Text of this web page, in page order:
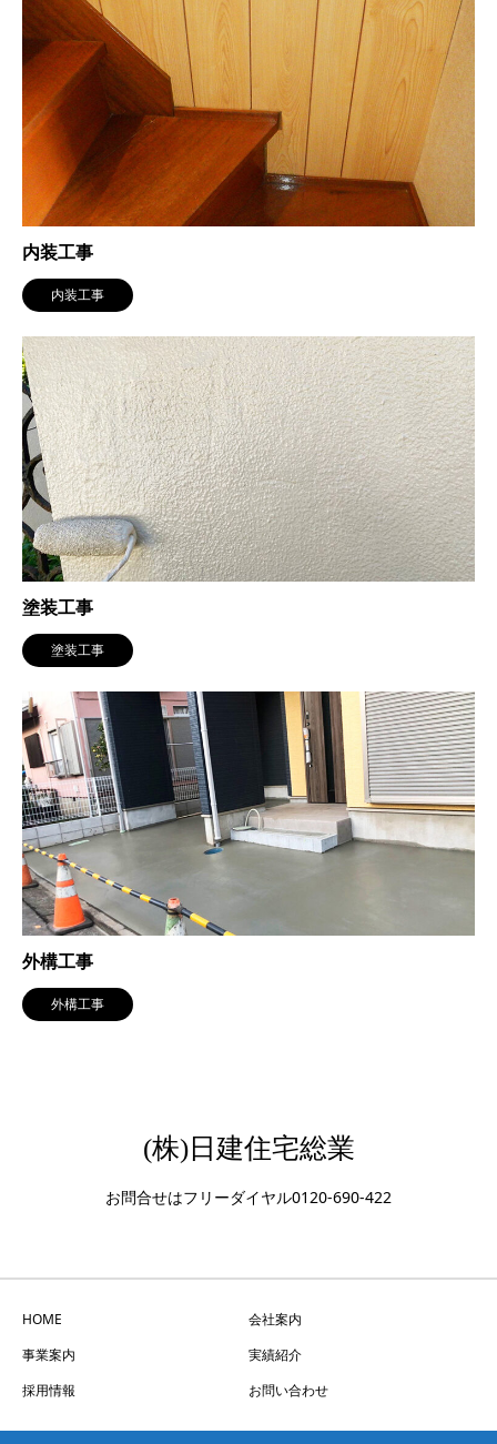
内装工事
内装工事
塗装工事
塗装工事
外構工事
外構工事
(株)日建住宅総業
お問合せはフリーダイヤル0120-690-422
HOME
会社案内
事業案内
実績紹介
採用情報
お問い合わせ